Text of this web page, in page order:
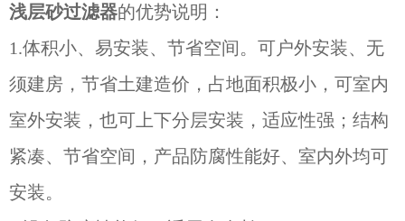
浅层砂过滤器的优势说明：
1.体积小、易安装、节省空间。可户外安装、无
须建房，节省土建造价，占地面积极小，可室内
室外安装，也可上下分层安装，适应性强；结构
紧凑、节省空间，产品防腐性能好、室内外均可
安装。